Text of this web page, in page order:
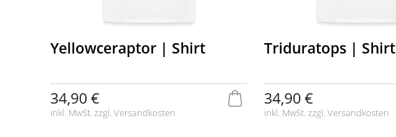
Yellowceraptor | Shirt
34,90 €
inkl. MwSt. zzgl. Versandkosten
Triduratops | Shirt
34,90 €
inkl. MwSt. zzgl. Versandkosten